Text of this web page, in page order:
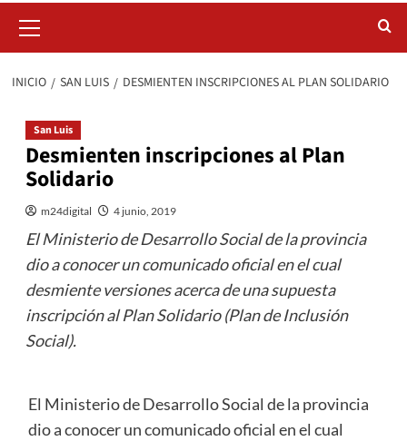
primario
INICIO SAN LUIS DESMIENTEN INSCRIPCIONES AL PLAN SOLIDARIO
San Luis
Desmienten inscripciones al Plan
Solidario
m24digital 4 junio, 2019
El Ministerio de Desarrollo Social de la provincia
dio a conocer un comunicado oficial en el cual
desmiente versiones acerca de una supuesta
inscripción al Plan Solidario (Plan de Inclusión
Social).
El Ministerio de Desarrollo Social de la provincia
dio a conocer un comunicado oficial en el cual